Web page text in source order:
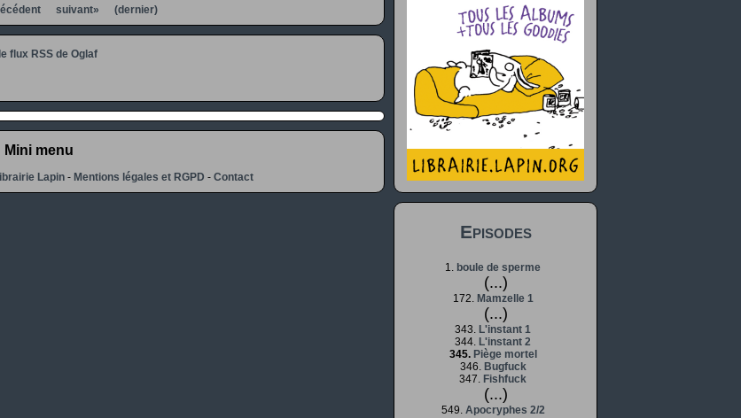
suivant» (dernier)
Mini menu
Lapin- Mentions légales et RGPD - Contact
Episodes
1. boule de sperme
(...)
172. Mamzelle 1
(...)
343. L'instant 1
344. L'instant 2
345. Piège mortel
346. Bugfuck
347. Fishfuck
(...)
549. Apocryphes 2/2